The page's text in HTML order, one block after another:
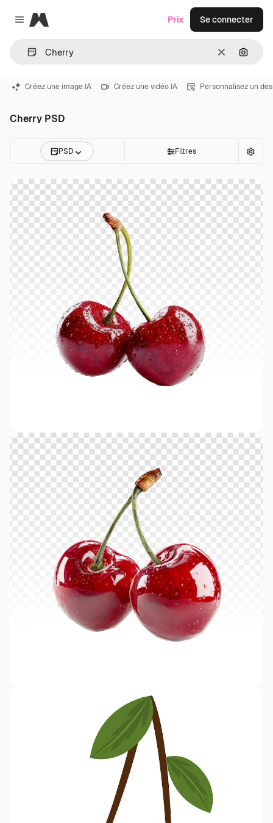
Close menu
Magnific
Effacer
Prix Se connecter
Créez une image IA Créez une vidéo IA Personnalisez un
Cherry PSD
PSD Filtres